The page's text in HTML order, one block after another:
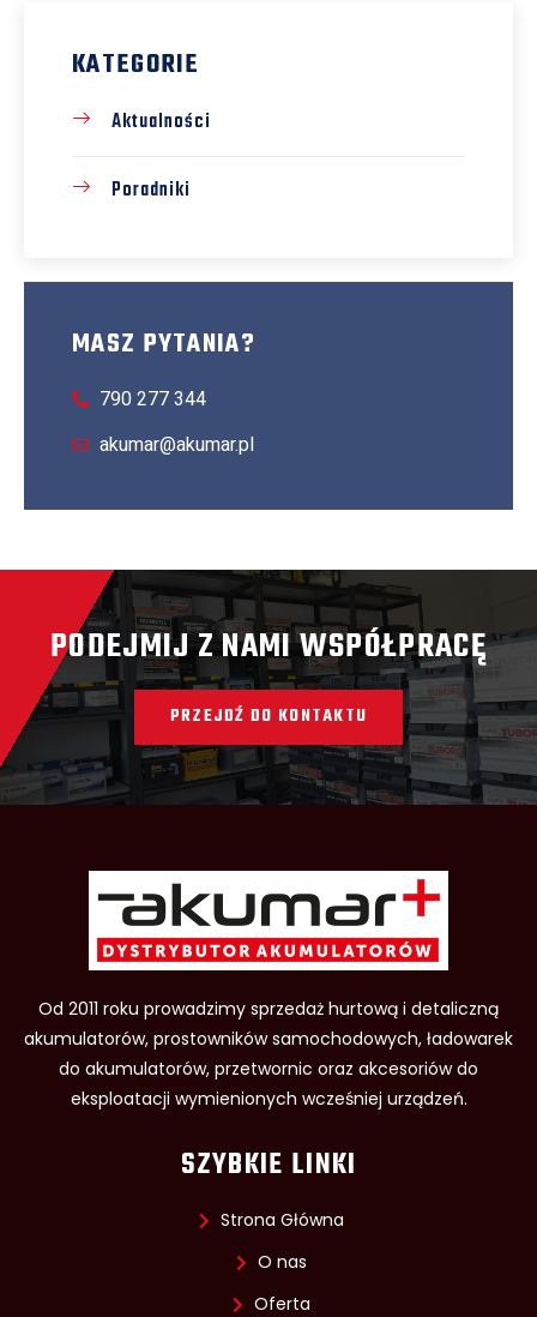
KATEGORIE
Aktualności
Poradniki
MASZ PYTANIA?
790 277 344
akumar@akumar.pl
PODEJMIJ Z NAMI WSPÓŁPRACĘ
PRZEJDŹ DO KONTAKTU
Od 2011 roku prowadzimy sprzedaż hurtową i detaliczną
akumulatorów, prostowników samochodowych, ładowarek
do akumulatorów, przetwornic oraz akcesoriów do
eksploatacji wymienionych wcześniej urządzeń.
SZYBKIE LINKI
Strona Główna
O nas
Oferta